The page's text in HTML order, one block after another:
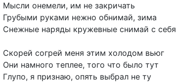
Мысли онемели, им не закричать
Грубыми руками нежно обнимай, зима
Снежные наряды кружевные снимай с себя
Скорей согрей меня этим холодом вьюг
Они намного теплее, того что было тут
Глупо, я признаю, опять выбрал не ту